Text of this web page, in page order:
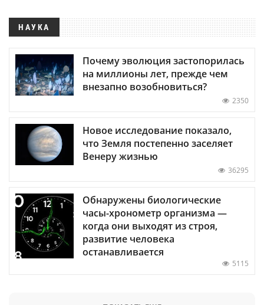
НАУКА
Почему эволюция застопорилась
на миллионы лет, прежде чем
внезапно возобновиться?
2350
Новое исследование показало,
что Земля постепенно заселяет
Венеру жизнью
36295
Обнаружены биологические
часы-хронометр организма —
когда они выходят из строя,
развитие человека
останавливается
5115